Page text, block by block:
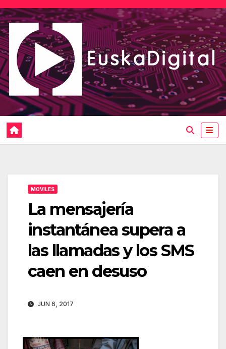
Saltar
al
contenido
MOVILES
La mensajería
instantánea supera a
las llamadas y los SMS
caen en desuso
JUN 6, 2017